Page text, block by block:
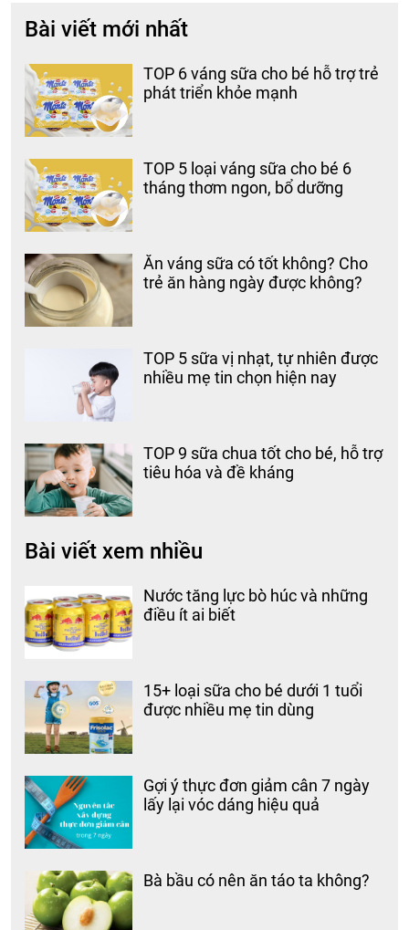
Bài viết mới nhất
TOP 6 váng sữa cho bé hỗ trợ trẻ
phát triển khỏe mạnh
TOP 5 loại váng sữa cho bé 6
tháng thơm ngon, bổ dưỡng
Ăn váng sữa có tốt không? Cho
trẻ ăn hàng ngày được không?
TOP 5 sữa vị nhạt, tự nhiên được
nhiều mẹ tin chọn hiện nay
TOP 9 sữa chua tốt cho bé, hỗ trợ
tiêu hóa và đề kháng
Bài viết xem nhiều
Nước tăng lực bò húc và những
điều ít ai biết
15+ loại sữa cho bé dưới 1 tuổi
được nhiều mẹ tin dùng
Gợi ý thực đơn giảm cân 7 ngày
lấy lại vóc dáng hiệu quả
Bà bầu có nên ăn táo ta không?